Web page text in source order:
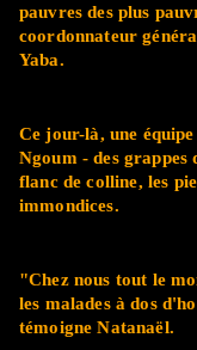
pauvres des plus
coordonnateur
Yaba.
Ce jour-là, une
Ngoum - des grappes
flanc de colline, les
immondices.
"Chez nous tout le
les malades à dos
témoigne Natanaël.